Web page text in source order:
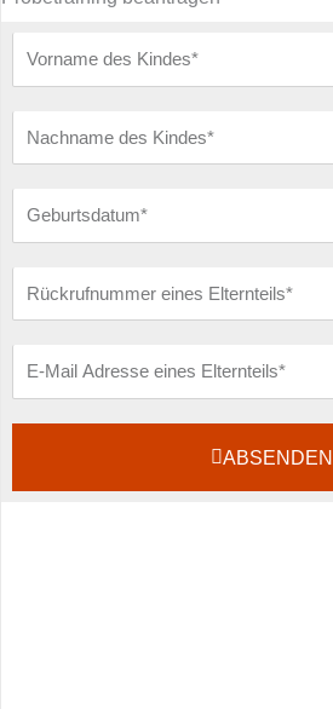
Vorname
des
Nachname
des
Geburtsdatum
Rückrufnummer
eines
E-
Mail
ABSENDEN